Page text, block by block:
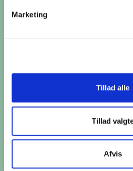
Marketing
Tillad alle
Tillad
Afvis
Husk!!
Du kan være din egen tarot-